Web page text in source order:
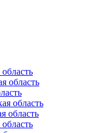
область
область
область